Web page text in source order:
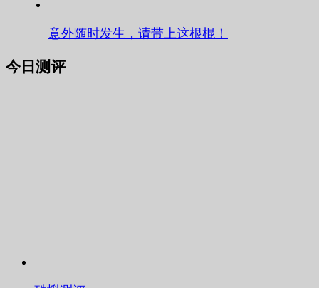
意外随时发生，请带上这根棍！
今日测评